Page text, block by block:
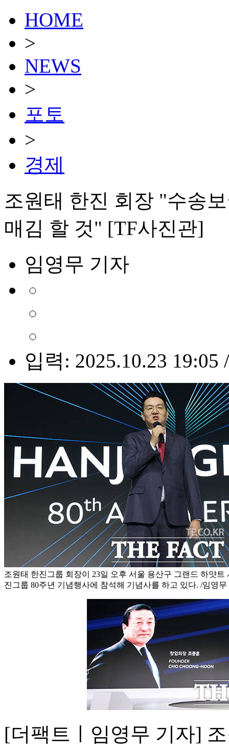
HOME
>
NEWS
>
포토
>
경제
조원태 한진 회장 "수송
매김 할 것" [TF사진관]
임영무 기자
입력: 2025.10.23 19:05
조원태 한진그룹 회장이 23일 오후 서울 용산구 그랜드 하얏
진그룹 80주년 기념행사에 참석해 기념사를 하고 있다. /임영무
[더팩트ㅣ임영무 기자]